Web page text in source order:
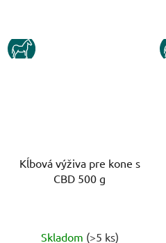
KUN
Kĺbová výživa pre kone s
CBD 500 g
Skladom (>5 ks)